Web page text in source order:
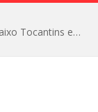
Igarapé-Miri conquista o melhor IDEB do Baixo Tocantins e avança na qualidade da educação pública